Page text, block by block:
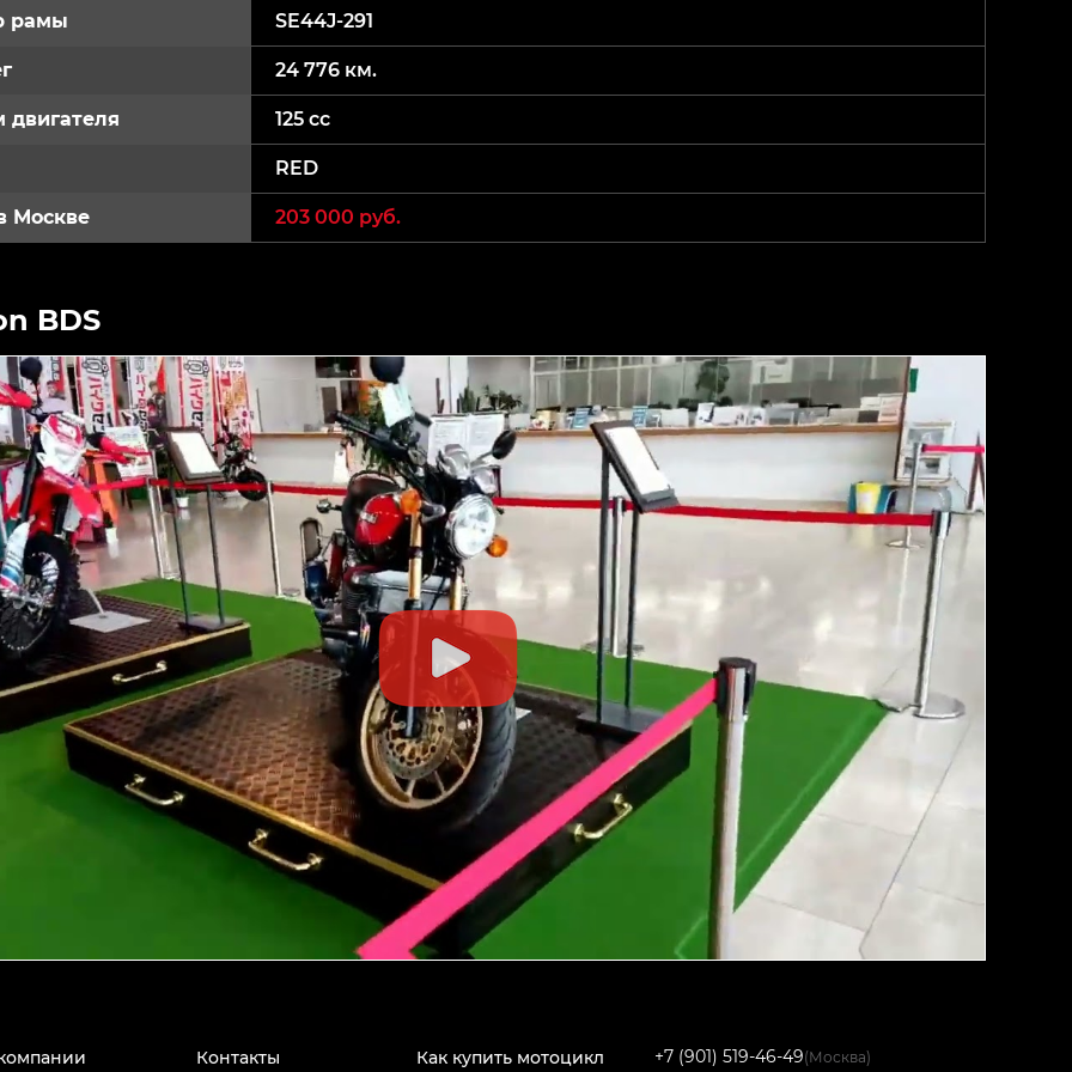
рамы SE44J-291
24 776 км.
двигателя 125 cc
RED
Москве 203 000 руб.
BDS
Контакты Как купить мотоцикл +7 (901) 519-46-49(Москва)